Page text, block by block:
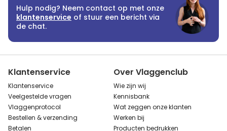
Hulp nodig? Neem contact op met onze
klantenservice of stuur een bericht via
de chat.
Klantenservice
Klantenservice
Veelgestelde vragen
Vlaggenprotocol
Bestellen & verzending
Betalen
Over Vlaggenclub
Wie zijn wij
Kennisbank
Wat zeggen onze klanten
Werken bij
Producten bedrukken